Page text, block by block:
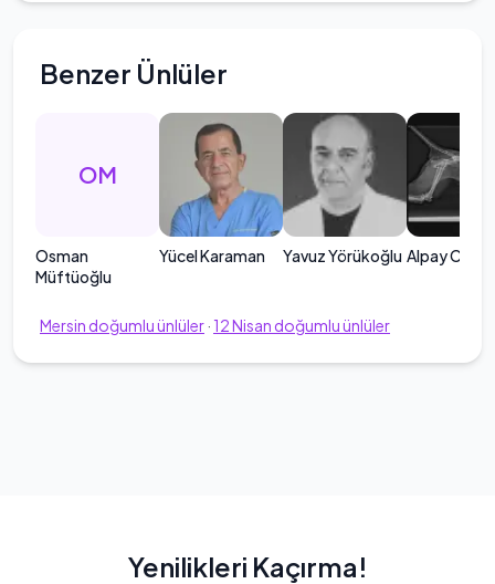
Benzer Ünlüler
OM
Osman
Müftüoğlu
Yücel Karaman Yavuz Yörükoğlu Alpay
Mersin doğumlu ünlüler· 12Nisan doğumlu ünlüler
Yenilikleri Kaçırma!